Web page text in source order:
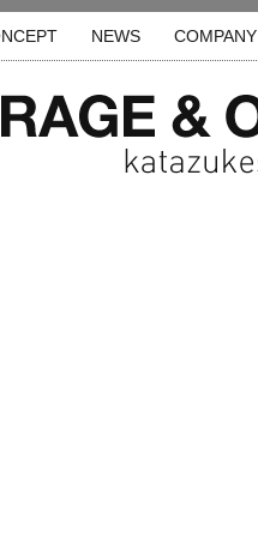
NEWS COMPANY